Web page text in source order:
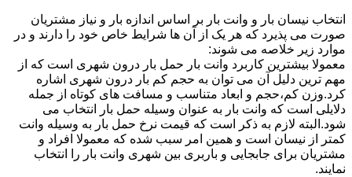
انتخاب نیسان بار و وانت بار بر اساس اندازه بار و نیاز مشتریان
صورت می پذیرد که هر یک از آن ها شرایط خاص خود را دارند و در
موارد زیر خلاصه می شوند:
معمولا بیشترین کاربرد وانت بار حمل بار درون شهری است که از
مهم ترین دلیل آن می توان به حجم کم بار درون شهری اشاره
کرد.وزن کم،حجم و ابعاد متناسب و مسافت های کوتاه از جمله
دلایلی است که وانت بار به عنوان وسیله حمل بار انتخاب می
شود.البته لازم به ذکر است که قیمت نرخ حمل بار به وسیله وانت
کمتر از نیسان است و همین امر سبب شده که معمولا افراد و
مشتریان برای جابجایی و باربری بین شهری وانت بار را انتخاب
نمایند.